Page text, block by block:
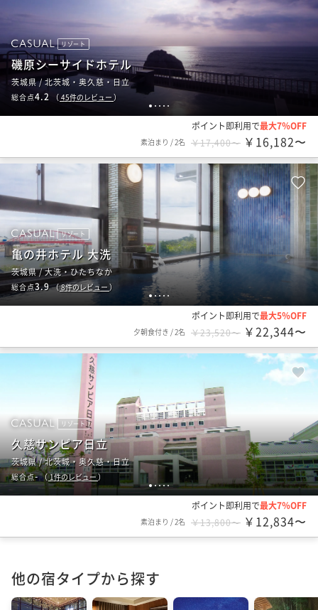
1 2 3 4 5
リゾート
磯原シーサイドホテル
茨城県 / 北茨城・奥久慈・日立
総合点4.2 （ 45件のレビュー）
ポイント即利用で最大7％OFF
素泊まり /2名 ￥17,400〜 ￥16,182〜
123 4 5
リゾート
亀の井ホテル 大洗
茨城県 / 大洗・ひたちなか
総合点3.9（8件のレビュー ）
ポイント即利用で最大5％OFF
夕朝食付き /2名 ￥23,520〜 ￥22,344〜
12345
リゾート
久慈サンピア日立
茨城県 / 北茨城・奥久慈・日立
総合点-（ 1件のレビュー）
ポイント即利用で最大7％OFF
素泊まり /2名 ￥13,800〜 ￥12,834〜
他の宿タイプから探す